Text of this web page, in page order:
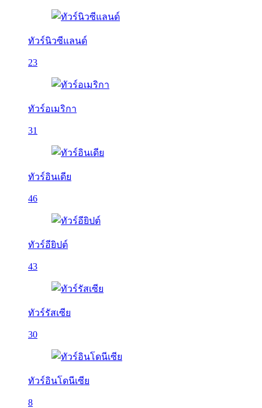
ทัวร์นิวซีแลนด์
23
ทัวร์อเมริกา
31
ทัวร์อินเดีย
46
ทัวร์อียิปต์
43
ทัวร์รัสเซีย
30
ทัวร์อินโดนีเซีย
8